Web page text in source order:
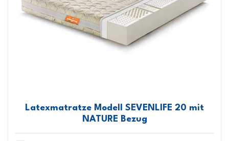
Latexmatratze Modell SEVENLIFE 20 mit
NATURE Bezug